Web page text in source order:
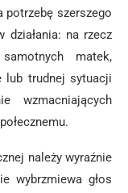
szerszego
działania: na rzecz
matek,
lub trudnej sytuacji
wzmacniających
należy wyraźnie
wybrzmiewa głos